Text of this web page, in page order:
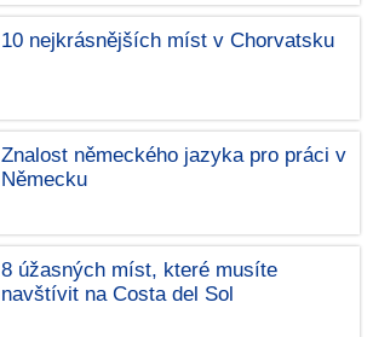
10 nejkrásnějších míst v Chorvatsku
Znalost německého jazyka pro práci v
Německu
8 úžasných míst, které musíte
navštívit na Costa del Sol